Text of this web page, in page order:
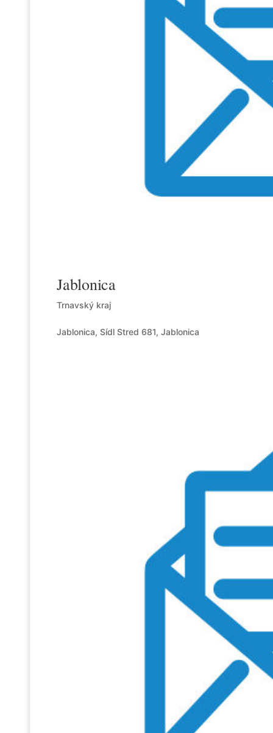
Jablonica
Trnavský kraj
Jablonica, Sídl Stred 681, Jablonica